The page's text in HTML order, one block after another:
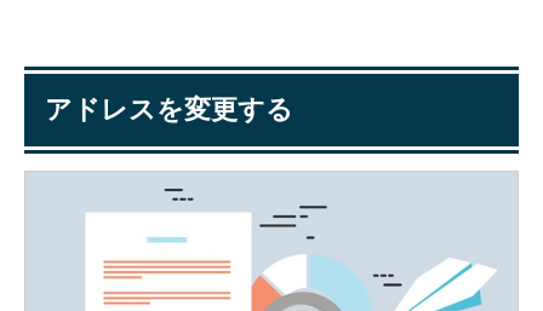
アドレスを変更する